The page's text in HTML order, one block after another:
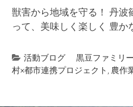
獣害から地域を守る！ 丹波
って、美味しく楽しく 豊か
活動ブログ 黒豆ファミリ
村×都市連携プロジェクト , 農作